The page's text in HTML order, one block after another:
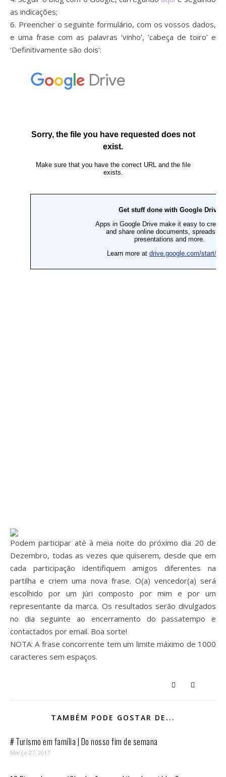
as indicações;
6. Preencher o seguinte formulário, com os vossos dados,
e uma frase com as palavras ‘vinho’, ‘cabeça de toiro’ e
‘Definitivamente são dois’:
Podem participar até à meia noite do próximo dia 20 de
Dezembro, todas as vezes que quiserem, desde que em
cada participação identifiquem amigos diferentes na
partilha e criem uma nova frase. O(a) vencedor(a) será
escolhido por um júri composto por mim e por um
representante da marca. Os resultados serão divulgados
no dia seguinte ao encerramento do passatempo e
contactados por email. Boa sorte!
NOTA: A frase concorrente tem um limite máximo de 1000
caracteres sem espaços.
TAMBÉM PODE GOSTAR DE...
# Turismo em família | Do nosso fim de semana
Março 27, 2017